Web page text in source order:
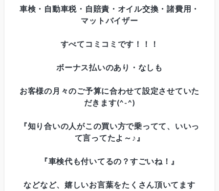
車検・自動車税・自賠責・オイル交換・諸費用・
マットバイザー
すべてコミコミです！！！
ボーナス払いのあり・なしも
お客様の月々のご予算に合わせて設定させていた
だきます(^-^)
『知り合いの人がこの買い方で乗ってて、いいっ
て言ってたよ～♪』
『車検代も付いてるの？すごいね！』
などなど、嬉しいお言葉をたくさん頂いてます